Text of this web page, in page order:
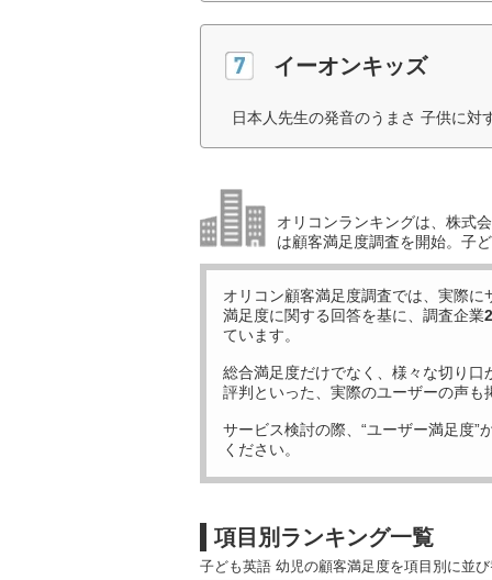
イーオンキッズ
日本人先生の発音のうまさ 子供に対
オリコンランキングは、株式
は顧客満足度調査を開始。子
オリコン顧客満足度調査では、実際に
満足度に関する回答を基に、調査企業
ています。
総合満足度だけでなく、様々な切り口
評判といった、実際のユーザーの声も
サービス検討の際、“ユーザー満足度”
ください。
項目別ランキング一覧
子ども英語 幼児の顧客満足度を項目別に並